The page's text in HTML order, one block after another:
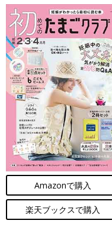
Amazonで購入
楽天ブックスで購入